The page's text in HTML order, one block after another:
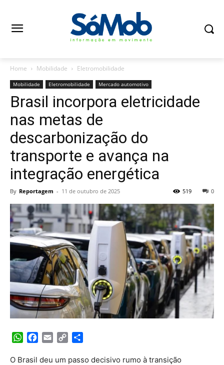
Home Mobilidade Eletromobilidade
Mobilidade Eletromobilidade Mercado automotivo
Brasil incorpora eletricidade
nas metas de
descarbonização do
transporte e avança na
integração energética
By Reportagem - 11 de outubro de 2025 0
519
WhatsApp
Facebook
Email Copy
O Brasil deu um passo decisivo rumo à transição